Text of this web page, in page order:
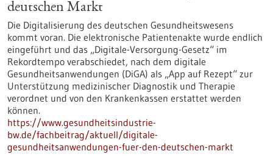
deutschen Markt
Die Digitalisierung des deutschen Gesundheitswesens
kommt voran. Die elektronische Patientenakte wurde endlich
eingeführt und das „Digitale-Versorgung-Gesetz“ im
Rekordtempo verabschiedet, nach dem digitale
Gesundheitsanwendungen (DiGA) als „App auf Rezept“ zur
Unterstützung medizinischer Diagnostik und Therapie
verordnet und von den Krankenkassen erstattet werden
können.
https://www.gesundheitsindustrie-
bw.de/fachbeitrag/aktuell/digitale-
gesundheitsanwendungen-fuer-den-deutschen-markt